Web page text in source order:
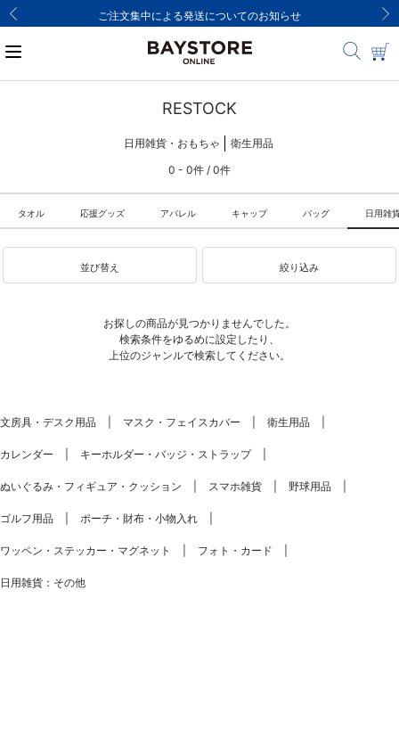
ご注文集中による発送についてのお知らせ
RESTOCK
日用雑貨・おもちゃ
衛生用品
0 - 0件 / 0件
タオル 応援グッズ アパレル キャップ バッグ 日用雑
並び替え 絞り込み
お探しの商品が見つかりませんでした。
検索条件をゆるめに設定したり、
上位のジャンルで検索してください。
文房具・デスク用品 マスク・フェイスカバー 衛生用品
カレンダー キーホルダー・バッジ・ストラップ
ぬいぐるみ・フィギュア・クッション スマホ雑貨 野球用品
ゴルフ用品 ポーチ・財布・小物入れ
ワッペン・ステッカー・マグネット フォト・カード
日用雑貨：その他